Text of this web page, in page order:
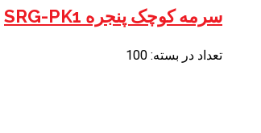
سرمه کوچک پنجره SRG-PK1
تعداد در بسته: 100